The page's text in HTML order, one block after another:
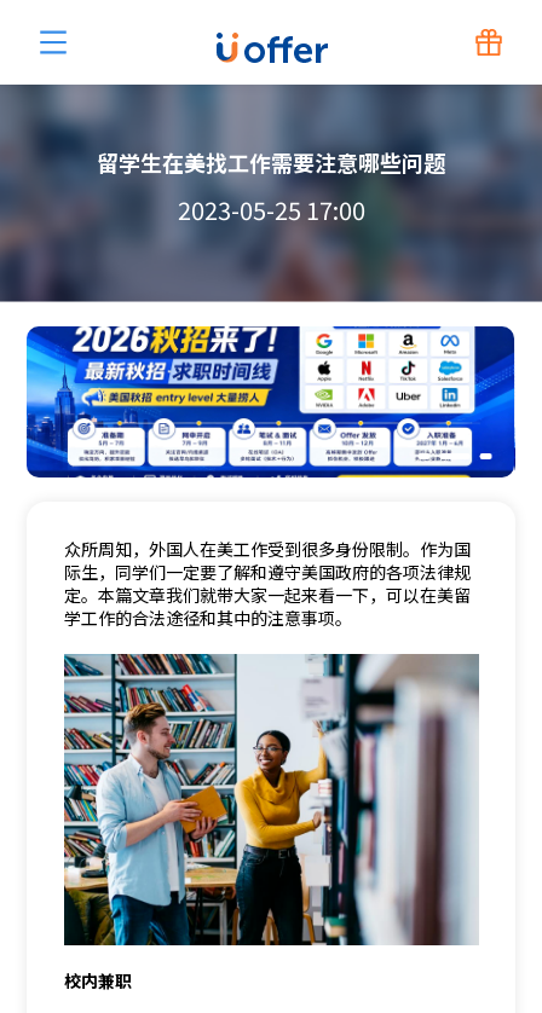
留学生在美找工作需要注意哪些问题
2023-05-25 17:00
众所周知，外国人在美工作受到很多身份限制。作为国
际生，同学们一定要了解和遵守美国政府的各项法律规
定。本篇文章我们就带大家一起来看一下，可以在美留
学工作的合法途径和其中的注意事项。
校内兼职